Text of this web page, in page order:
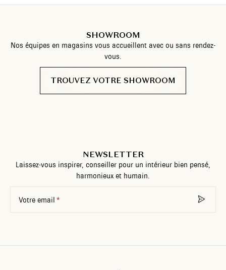
SHOWROOM
Nos équipes en magasins vous accueillent avec ou sans rendez-
vous.
TROUVEZ VOTRE SHOWROOM
NEWSLETTER
Laissez-vous inspirer, conseiller pour un intérieur bien pensé,
harmonieux et humain.
Votre email